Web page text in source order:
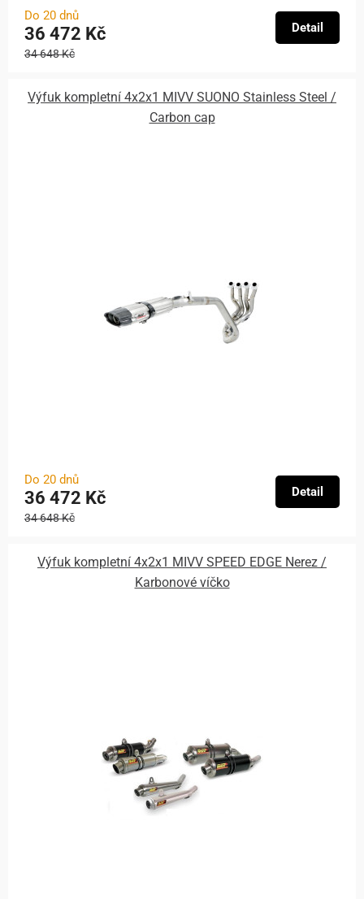
Do 20 dnů
36 472 Kč
34 648 Kč
Detail
Výfuk kompletní 4x2x1 MIVV SUONO Stainless Steel /
Carbon cap
Do 20 dnů
36 472 Kč
34 648 Kč
Detail
Výfuk kompletní 4x2x1 MIVV SPEED EDGE Nerez /
Karbonové víčko